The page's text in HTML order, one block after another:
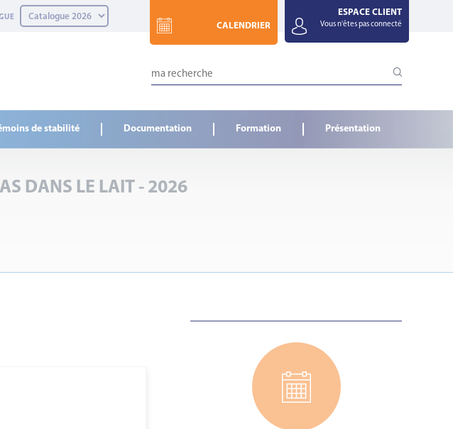
CALENDRIER
ESPACE CLIENT
Vous n'êtes pas connecté
de stabilité Documentation Formation Présentation
DANS LE LAIT - 2026